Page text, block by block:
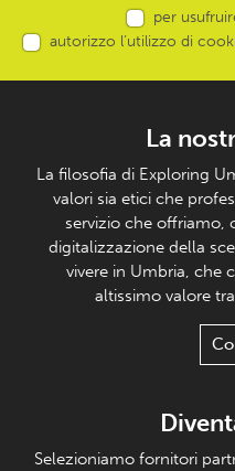
per
autorizzo l’utilizzo di
La
La filosofia di Exploring
valori sia etici che
servizio che offriamo,
digitalizzazione della
vivere in Umbria, che
altissimo valore
Selezioniamo fornitori